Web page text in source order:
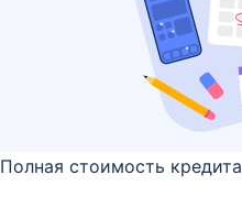
Полная стоимость кредита